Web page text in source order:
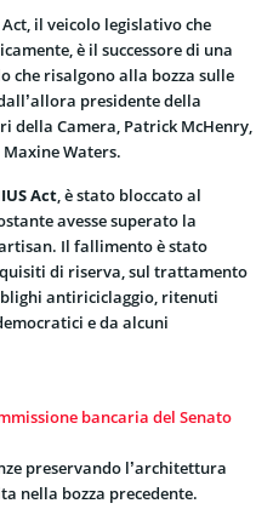
il veicolo legislativo che
è il successore di una
che risalgono alla bozza sulle
presidente della
della Camera, Patrick McHenry,
Waters.
Act, è stato bloccato al
avesse superato la
Il fallimento è stato
di riserva, sul trattamento
antiriciclaggio, ritenuti
e da alcuni
bancaria del Senato
preservando l’architettura
nella bozza precedente.